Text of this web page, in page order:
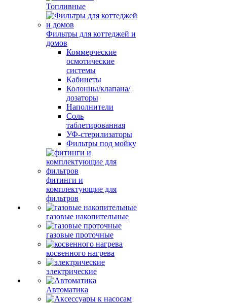
Топливные
Фильтры для коттеджей и
домов
Коммерческие
осмотические
системы
Кабинеты
Колонны/клапана/
дозаторы
Наполнители
Соль
таблетированная
УФ-стерилизаторы
Фильтры под мойку
фитинги и
комплектующие для
фильтров
газовые накопительные
газовые проточные
косвенного нагрева
электрические
Автоматика